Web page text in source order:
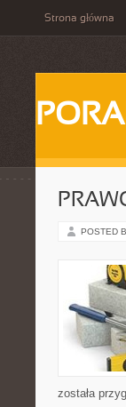
Strona główna
POSTED
została